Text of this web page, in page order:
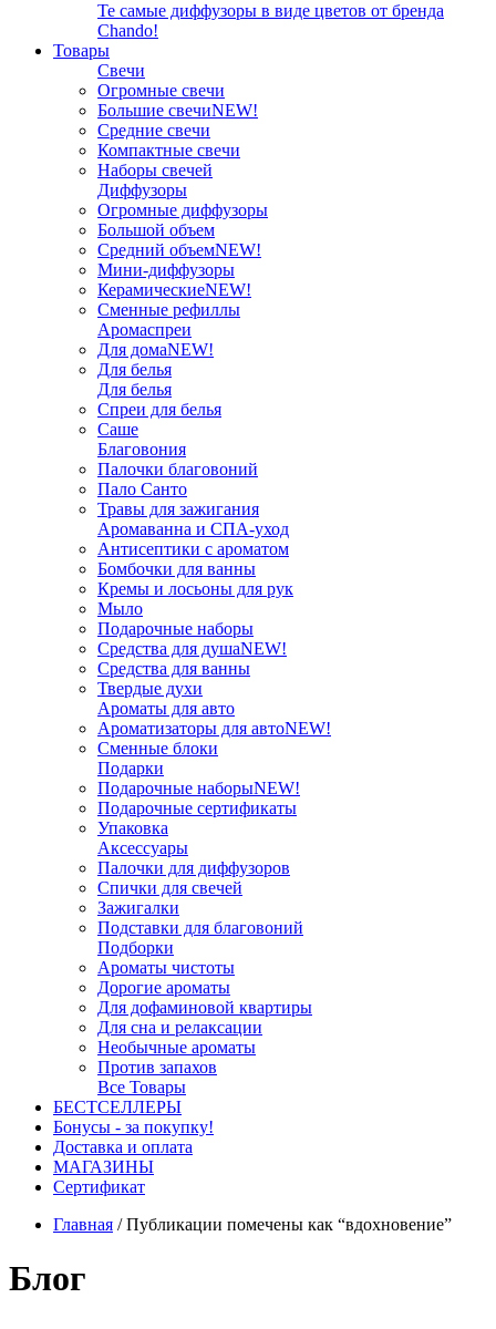
Те самые диффузоры в виде цветов от бренда
Chando!
Товары
Свечи
Огромные свечи
Большие свечиNEW!
Средние свечи
Компактные свечи
Наборы свечей
Диффузоры
Огромные диффузоры
Большой объем
Средний объемNEW!
Мини-диффузоры
КерамическиеNEW!
Сменные рефиллы
Аромаспреи
Для домаNEW!
Для белья
Для белья
Спреи для белья
Саше
Благовония
Палочки благовоний
Пало Санто
Травы для зажигания
Аромаванна и СПА-уход
Антисептики с ароматом
Бомбочки для ванны
Кремы и лосьоны для рук
Мыло
Подарочные наборы
Средства для душаNEW!
Средства для ванны
Твердые духи
Ароматы для авто
Ароматизаторы для автоNEW!
Сменные блоки
Подарки
Подарочные наборыNEW!
Подарочные сертификаты
Упаковка
Аксессуары
Палочки для диффузоров
Спички для свечей
Зажигалки
Подставки для благовоний
Подборки
Ароматы чистоты
Дорогие ароматы
Для дофаминовой квартиры
Для сна и релаксации
Необычные ароматы
Против запахов
Все Товары
БЕСТСЕЛЛЕРЫ
Бонусы - за покупку!
Доставка и оплата
МАГАЗИНЫ
Cертификат
Главная /Публикации помечены как “вдохновение”
Блог